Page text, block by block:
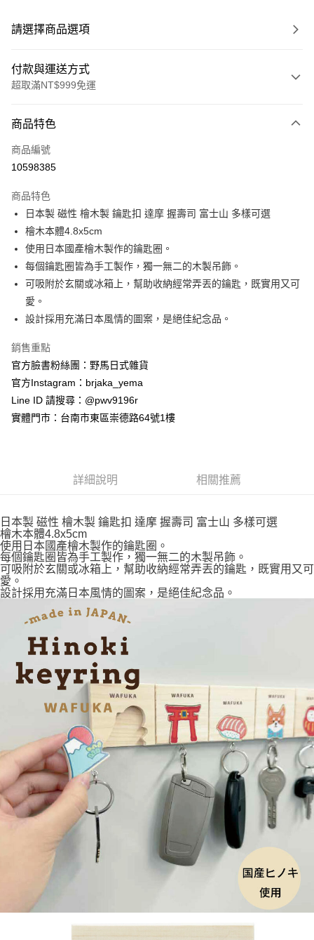
請選擇商品選項
付款與運送方式
超取滿NT$999免運
信用卡一次付款
信用卡分期付款
合作金庫商業銀行
華南商業銀行
彰化商業銀行
上海商業儲蓄銀行
國泰世華商業銀行
臺灣中小企業銀行
台中商業銀行
匯豐（台灣）商業銀行
華泰商業銀行
聯邦商業銀行
遠東國際商業銀行
元大商業銀行
玉山商業銀行
星展（台灣）商業銀行
台灣樂天信用卡公司
超商取貨付款
LINE Pay
Apple Pay
街口支付
ATM付款
運送方式
全家取貨付款
每筆NT$65，滿NT$999(含以上)免運費
每筆NT$65，滿NT$999(含以上)免運費
付款後7-11取貨
每筆NT$65，滿NT$999(含以上)免運費
宅配
每筆NT$100，滿NT$999(含以上)免運費
商品特色
商品編號
10598385
商品特色
日本製 磁性 檜木製 鑰匙扣 達摩 握壽司 富士山 多樣可選
檜木本體4.8x5cm
使用日本國產檜木製作的鑰匙圈。
每個鑰匙圈皆為手工製作，獨一無二的木製吊飾。
可吸附於玄關或冰箱上，幫助收納經常弄丟的鑰匙，既實用又可
愛。
設計採用充滿日本風情的圖案，是絕佳紀念品。
銷售重點
官方臉書粉絲團：野馬日式雜貨
官方Instagram：brjaka_yema
Line ID 請搜尋：@pwv9196r
實體門市：台南市東區崇德路64號1樓
詳細說明 相關推薦
日本製 磁性 檜木製 鑰匙扣 達摩 握壽司 富士山 多樣可選
檜木本體4.8x5cm
使用日本國產檜木製作的鑰匙圈。
每個鑰匙圈皆為手工製作，獨一無二的木製吊飾。
可吸附於玄關或冰箱上，幫助收納經常弄丟的鑰匙，既實用又可
愛。
設計採用充滿日本風情的圖案，是絕佳紀念品。